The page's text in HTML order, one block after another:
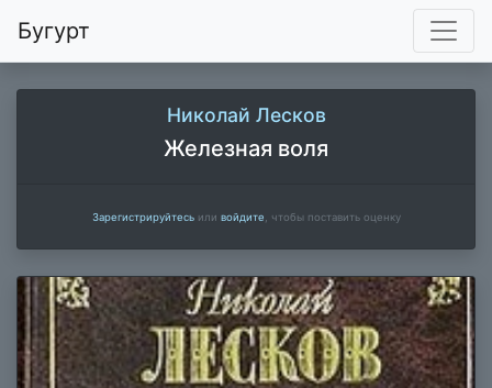
Бугурт
Николай Лесков
Железная воля
Зарегистрируйтесьили войдите , чтобы поставить оценку